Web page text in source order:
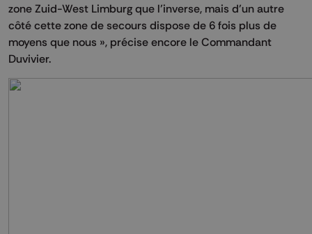
zone Zuid-West Limburg que l’inverse, mais d’un autre
côté cette zone de secours dispose de 6 fois plus de
moyens que nous », précise encore le Commandant
Duvivier.